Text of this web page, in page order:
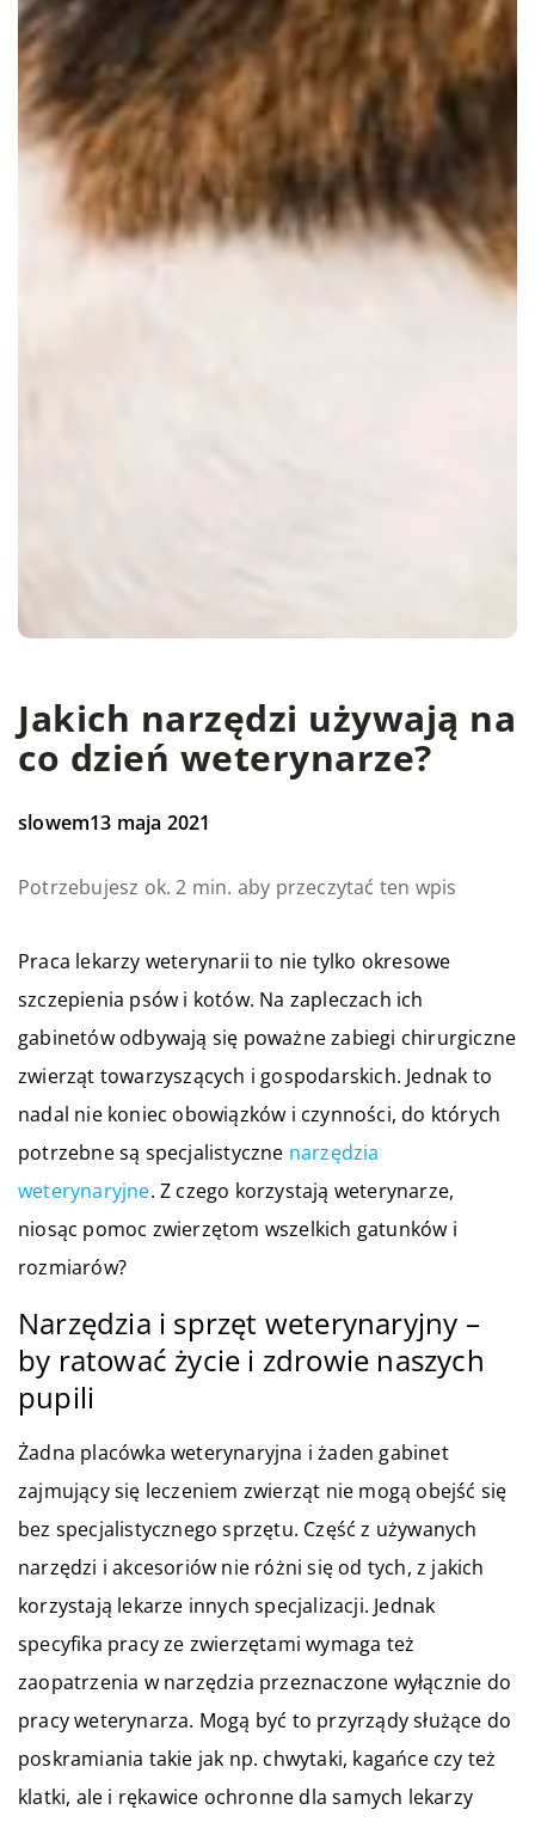
Jakich narzędzi używają na
co dzień weterynarze?
slowem13 maja 2021
Potrzebujesz ok. 2 min. aby przeczytać ten wpis
Praca lekarzy weterynarii to nie tylko okresowe
szczepienia psów i kotów. Na zapleczach ich
gabinetów odbywają się poważne zabiegi chirurgiczne
zwierząt towarzyszących i gospodarskich. Jednak to
nadal nie koniec obowiązków i czynności, do których
potrzebne są specjalistyczne narzędzia
weterynaryjne. Z czego korzystają weterynarze,
niosąc pomoc zwierzętom wszelkich gatunków i
rozmiarów?
Narzędzia i sprzęt weterynaryjny –
by ratować życie i zdrowie naszych
pupili
Żadna placówka weterynaryjna i żaden gabinet
zajmujący się leczeniem zwierząt nie mogą obejść się
bez specjalistycznego sprzętu. Część z używanych
narzędzi i akcesoriów nie różni się od tych, z jakich
korzystają lekarze innych specjalizacji. Jednak
specyfika pracy ze zwierzętami wymaga też
zaopatrzenia w narzędzia przeznaczone wyłącznie do
pracy weterynarza. Mogą być to przyrządy służące do
poskramiania takie jak np. chwytaki, kagańce czy też
klatki, ale i rękawice ochronne dla samych lekarzy